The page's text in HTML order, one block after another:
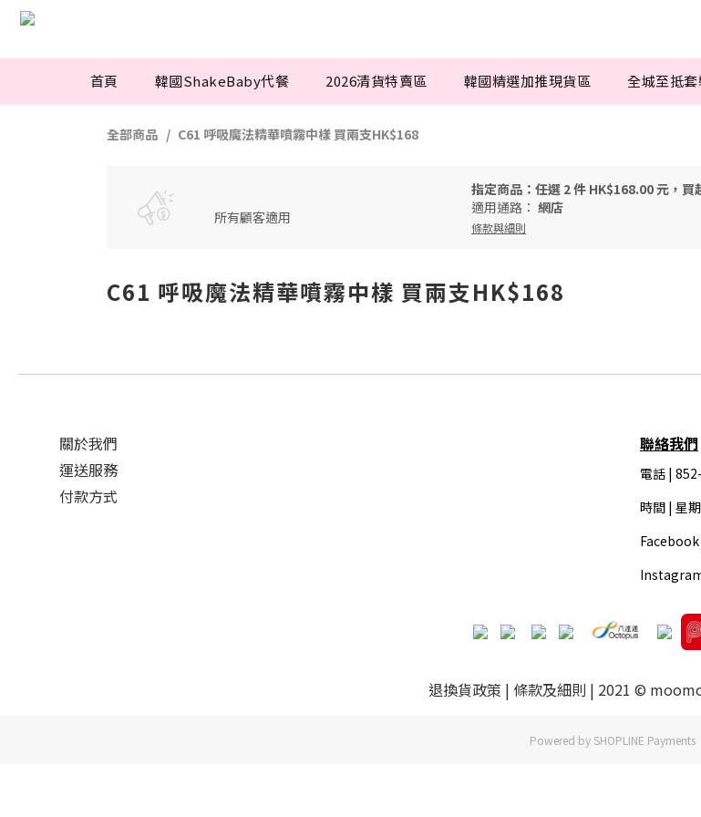
首頁 韓國ShakeBaby代餐 2026清貨特賣區 韓國精選加推現貨區 全城至抵
全部商品 C61 呼吸魔法精華噴霧中樣 買兩支HK$168
所有顧客適用
指定商品：任選 2 件 HK$168.00 元，買
適用通路： 網店
條款與細則
C61 呼吸魔法精華噴霧中樣 買兩支HK$168
關於我們
運送服務
付款方式
聯絡我們
電話 |
時間 | 星
Facebook
退換貨政策 | 條款及細則 | 2021 ©
Powered by SHOPLINE Payments